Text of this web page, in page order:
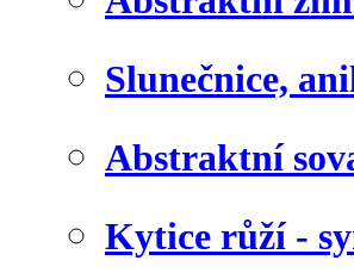
Slunečnice,
Abstraktní
Kytice růží -